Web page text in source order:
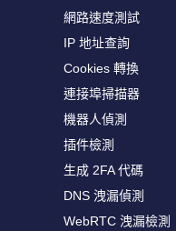
網路速度測試
IP 地址查詢
Cookies 轉換
連接埠掃描器
機器人偵測
插件檢測
生成 2FA 代碼
DNS 洩漏偵測
WebRTC 洩漏檢測